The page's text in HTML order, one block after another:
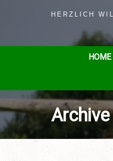
HERZLICH
HOME